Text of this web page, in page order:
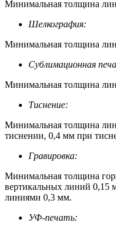
Минимальная толщина
Шелкография:
Минимальная толщина
Сублимационная
Минимальная толщина
Тиснение:
Минимальная толщина
тиснении, 0,4 мм при
Гравировка:
Минимальная толщина
вертикальных линий 0,15
линиями 0,3 мм.
УФ-печать: